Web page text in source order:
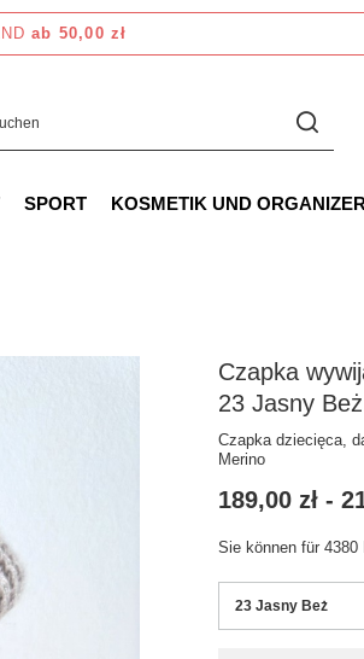
ab 50,00 zł
SPORT KOSMETIK UND ORGANIZER
Czapka
23 Jasny Beż
Czapka dziecięca,
Merino
23 Jasny Beż
189,00 zł -
Sie können für4380